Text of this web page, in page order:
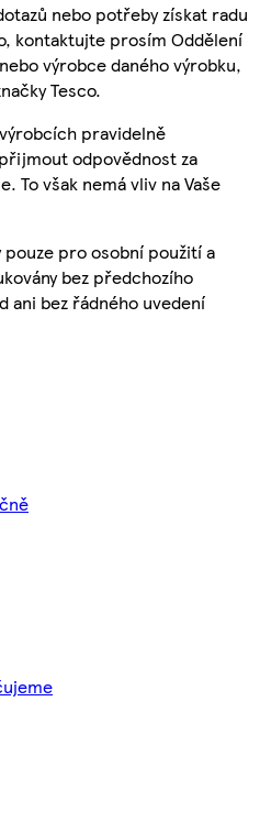
nebo potřeby získat radu
kontaktujte prosím Oddělení
výrobce daného výrobku,
Tesco.
pravidelně
odpovědnost za
To však nemá vliv na Vaše
pro osobní použití a
bez předchozího
ani bez řádného uvedení